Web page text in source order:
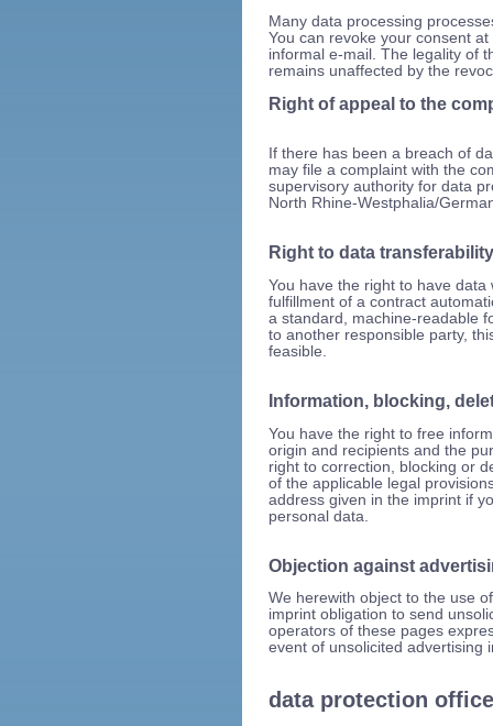
Many data processing
You can revoke your consent
informal e-mail. The legality of
remains unaffected by the
Right of appeal to the
If there has been a breach of
may file a complaint with the
supervisory authority for data
North Rhine-Westphalia/
Right to data
You have the right to have
fulfillment of a contract
a standard, machine-readable
to another responsible party,
feasible.
Information, blocking,
You have the right to free
origin and recipients and the
right to correction, blocking or
of the applicable legal
address given in the imprint if
personal data.
Objection against
We herewith object to the use
imprint obligation to send
operators of these pages
event of unsolicited advertising
data protection